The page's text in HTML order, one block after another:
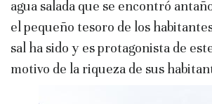
agua salada que se encontró
el pequeño tesoro de los
sal ha sido y es protagonista de
motivo de la riqueza de sus